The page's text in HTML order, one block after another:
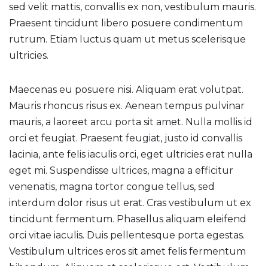
sed velit mattis, convallis ex non, vestibulum mauris.
Praesent tincidunt libero posuere condimentum
rutrum. Etiam luctus quam ut metus scelerisque
ultricies.
Maecenas eu posuere nisi. Aliquam erat volutpat.
Mauris rhoncus risus ex. Aenean tempus pulvinar
mauris, a laoreet arcu porta sit amet. Nulla mollis id
orci et feugiat. Praesent feugiat, justo id convallis
lacinia, ante felis iaculis orci, eget ultricies erat nulla
eget mi. Suspendisse ultrices, magna a efficitur
venenatis, magna tortor congue tellus, sed
interdum dolor risus ut erat. Cras vestibulum ut ex
tincidunt fermentum. Phasellus aliquam eleifend
orci vitae iaculis. Duis pellentesque porta egestas.
Vestibulum ultrices eros sit amet felis fermentum